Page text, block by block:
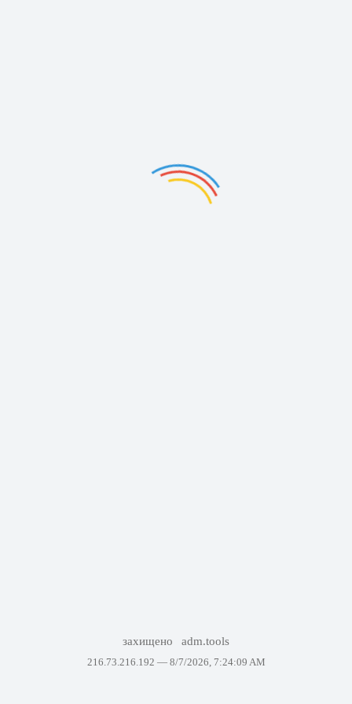
захищено adm.tools
216.73.216.192 — 8/7/2026, 7:24:09 AM